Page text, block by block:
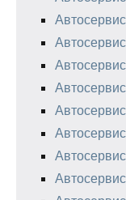
Автосервис
Автосервис
Автосервис
Автосервис
Автосервис
Автосервис
Автосервис
Автосервис